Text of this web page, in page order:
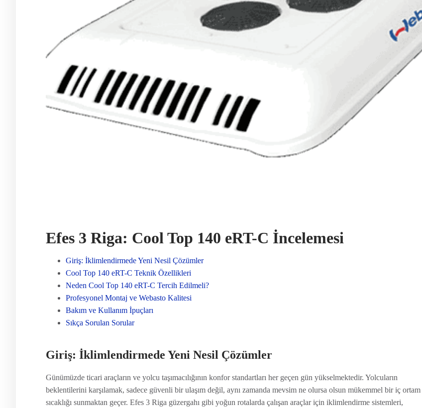
Efes 3 Riga: Cool Top 140 eRT-C İncelemesi
Giriş: İklimlendirmede Yeni Nesil Çözümler
Cool Top 140 eRT-C Teknik Özellikleri
Neden Cool Top 140 eRT-C Tercih Edilmeli?
Profesyonel Montaj ve Webasto Kalitesi
Bakım ve Kullanım İpuçları
Sıkça Sorulan Sorular
Giriş: İklimlendirmede Yeni Nesil Çözümler
Günümüzde ticari araçların ve yolcu taşımacılığının konfor standartları her geçen gün yükselmektedir. Yolcuların
beklentilerini karşılamak, sadece güvenli bir ulaşım değil, aynı zamanda mevsim ne olursa olsun mükemmel bir iç ortam
sıcaklığı sunmaktan geçer. Efes 3 Riga güzergahı gibi yoğun rotalarda çalışan araçlar için iklimlendirme sistemleri,